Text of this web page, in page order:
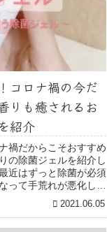
コロナ禍の今だ
りも癒されるお
紹介
禍だからこそおすすめ
の除菌ジェルを紹介し
近はずっと除菌が必須
って手荒れが悪化して
の私も使用している
2021.06.05